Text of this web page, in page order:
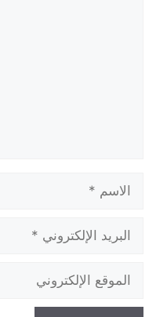
الاسم
البريد
الإلكتروني
الموقع
الإلكتروني